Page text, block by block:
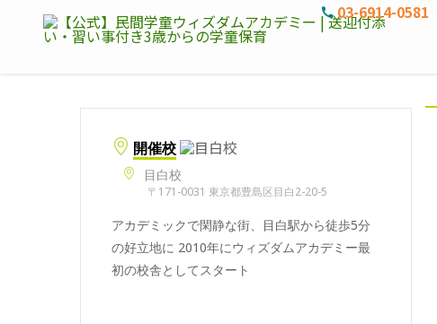
03-6914-0581
開催校
目白校
〒171-0031 東京都豊島区目白2-20-5
アカデミックで閑静な街、目白駅から徒歩5分
の好立地に 2010年にウィズダムアカデミー最
初の校舎としてスタート